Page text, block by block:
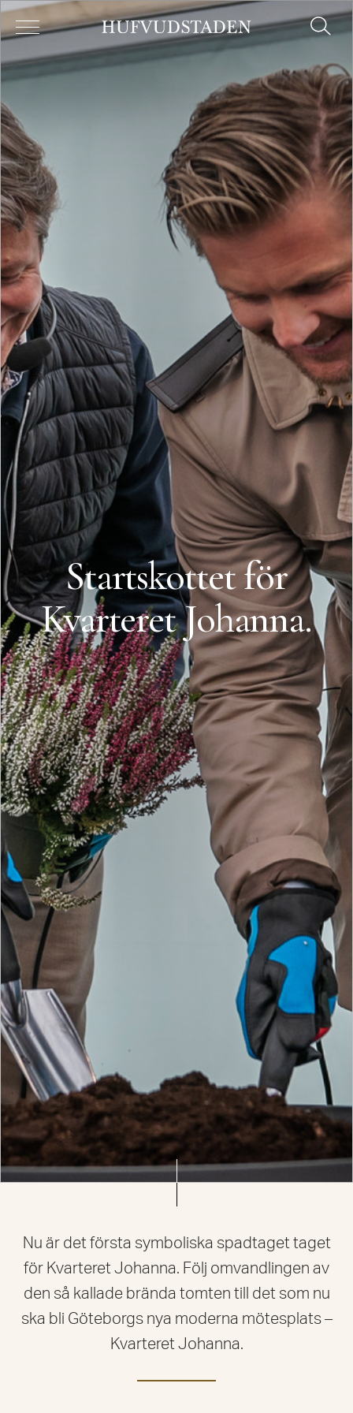
Startskottet för
Kvarteret Johanna.
Nu är det första symboliska spadtaget taget
för Kvarteret Johanna. Följ omvandlingen av
den så kallade brända tomten till det som nu
ska bli Göteborgs nya moderna mötesplats –
Kvarteret Johanna.